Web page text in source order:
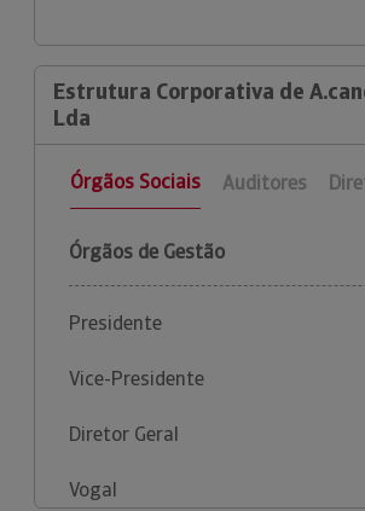
Estrutura Corporativa de
Lda
Órgãos Sociais Auditores
Órgãos de Gestão
Presidente
Vice-Presidente
Diretor Geral
Vogal